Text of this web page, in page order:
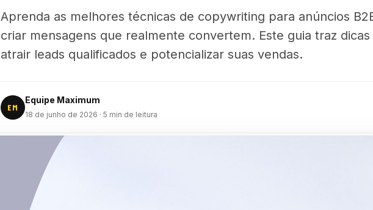
Aprenda as melhores técnicas de copywriting para anúncios
criar mensagens que realmente convertem. Este guia traz
atrair leads qualificados e potencializar suas vendas.
EM
Equipe Maximum
18 de junho de 2026 · 5 min de leitura